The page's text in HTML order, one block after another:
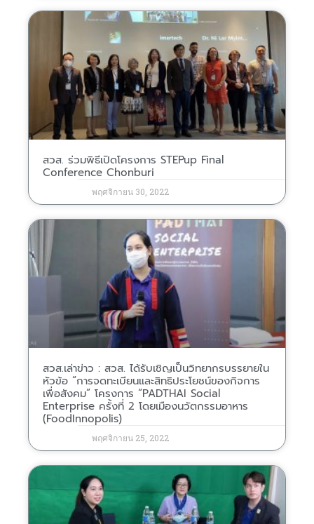
สวส. ร่วมพิธีเปิดโครงการ STEPup Final
Conference Chonburi
พฤศจิกายน 30, 2022
สวส.เล่าข่าว : สวส. ได้รับเชิญเป็นวิทยากรบรรยายใน
หัวข้อ “การจดทะเบียนและสิทธิประโยชน์ของกิจการ
เพื่อสังคม” โครงการ “PADTHAI Social
Enterprise ครั้งที่ 2 โดยเมืองนวัตกรรมอาหาร
(FoodInnopolis)
พฤศจิกายน 25, 2022